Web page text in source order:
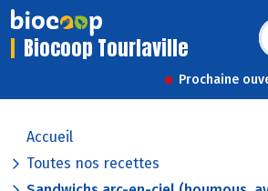
Biocoop Tourlaville
Prochaine
Accueil
Toutes nos recettes